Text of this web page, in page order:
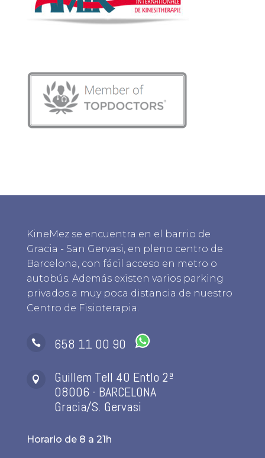
KineMez se encuentra en el barrio de
Gracia - San Gervasi, en pleno centro de
Barcelona, con fácil acceso en metro o
autobús. Además existen varios parking
privados a muy poca distancia de nuestro
Centro de Fisioterapia.
 658 11 00 90

Guillem Tell 40 Entlo 2ª
08006 - BARCELONA
Gracia/S. Gervasi
Horario de 8 a 21h